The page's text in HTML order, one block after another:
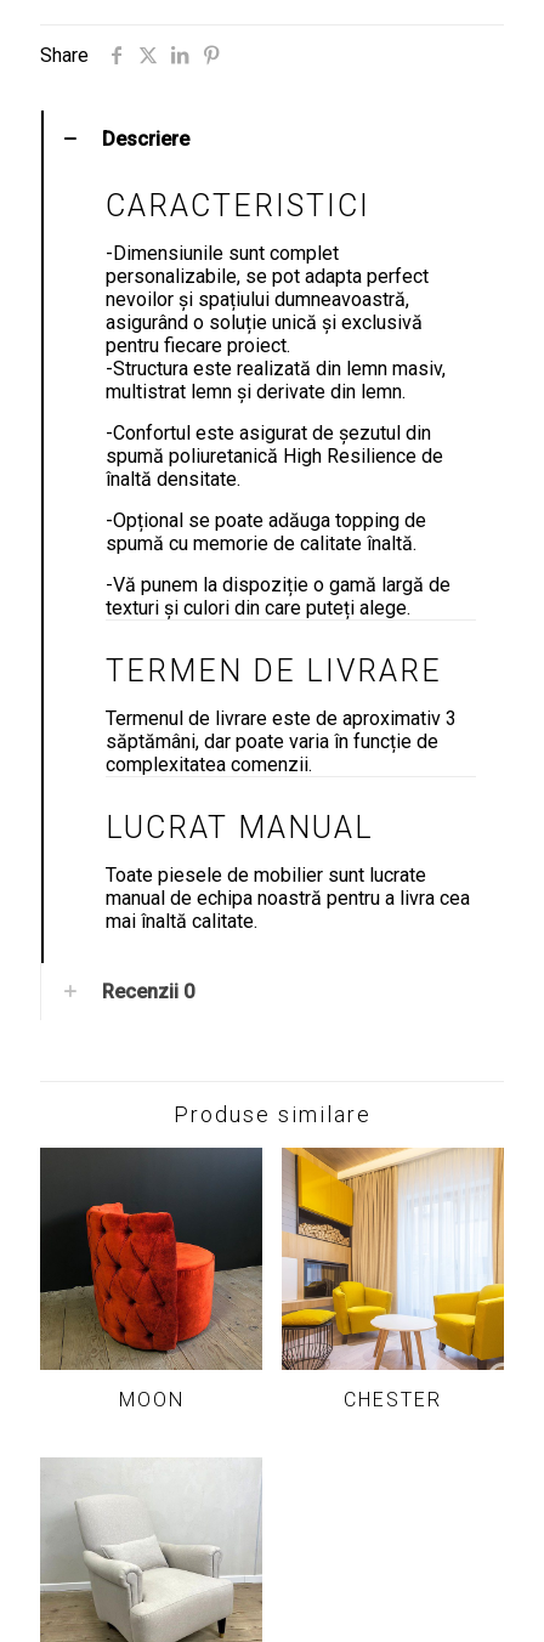
Share
Descriere
CARACTERISTICI
-Dimensiunile sunt complet
personalizabile, se pot adapta perfect
nevoilor și spațiului dumneavoastră,
asigurând o soluție unică și exclusivă
pentru fiecare proiect.
-Structura este realizată din lemn masiv,
multistrat lemn și derivate din lemn.
-Confortul este asigurat de șezutul din
spumă poliuretanică High Resilience de
înaltă densitate.
-Opțional se poate adăuga topping de
spumă cu memorie de calitate înaltă.
-Vă punem la dispoziție o gamă largă de
texturi și culori din care puteți alege.
TERMEN DE LIVRARE
Termenul de livrare este de aproximativ 3
săptămâni, dar poate varia în funcție de
complexitatea comenzii.
LUCRAT MANUAL
Toate piesele de mobilier sunt lucrate
manual de echipa noastră pentru a livra cea
mai înaltă calitate.
Recenzii 0
Produse similare
MOON CHESTER